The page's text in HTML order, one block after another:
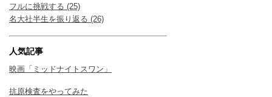
フルに挑戦する (25)
名大社半生を振り返る (26)
人気記事
映画「ミッドナイトスワン」
抗原検査をやってみた